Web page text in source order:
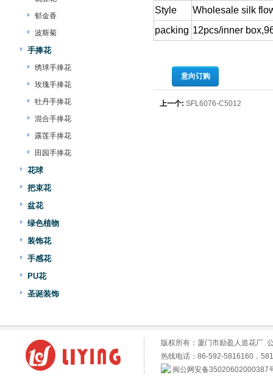
郁金香
波斯菊
手捧花
绣球手捧花
玫瑰手捧花
牡丹手捧花
混合手捧花
露莲手捧花
田园手捧花
花球
把束花
盆花
绿色植物
装饰花
手感花
PU花
圣诞装饰
Style
Wholesale silk
packing 12pcs/inner
意向订购
上一个: SFL6076-C5012
版权所有：厦门市励盈人造花厂
热线电话：86-592-5816160，
闽公网安备35020602000387